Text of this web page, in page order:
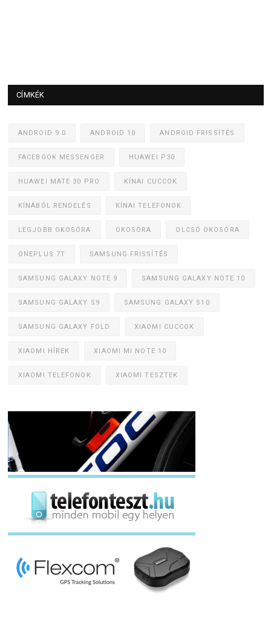
CÍMKÉK
ANDROID 9.0 ANDROID 10 ANDROID FRISSÍTÉS
FACEBOOK MESSENGER HUAWEI P30
HUAWEI MATE 30 PRO KÍNAI CUCCOK
KÍNÁBÓL RENDELÉS KÍNAI TELEFONOK
LEGJOBB OKOSÓRA OKOSÓRA OLCSÓ OKOSÓRA
ONEPLUS 7T SAMSUNG FRISSÍTÉS
SAMSUNG GALAXY NOTE 9 SAMSUNG GALAXY NOTE 10
SAMSUNG GALAXY S9 SAMSUNG GALAXY S10
SAMSUNG GALAXY FOLD XIAOMI CUCCOK
XIAOMI HÍREK XIAOMI MI NOTE 10
XIAOMI TELEFONOK XIAOMI TESZTEK